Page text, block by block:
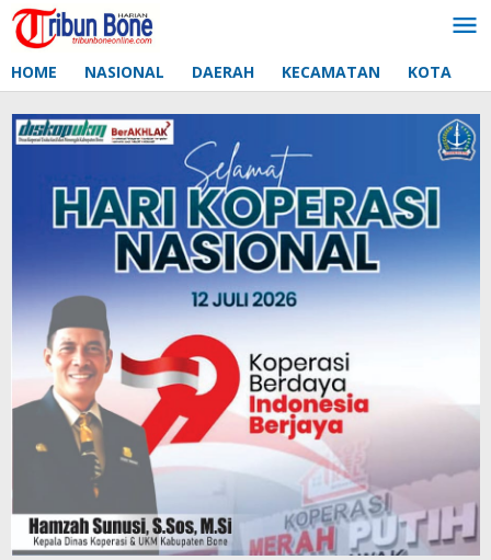
Lewati
ke
HOME NASIONAL DAERAH KECAMATAN KOTA